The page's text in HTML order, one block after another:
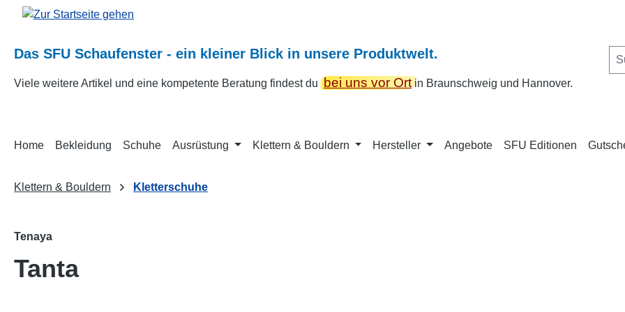
Hauptinhalt springen
Zur Suche springen
Zur Hauptnavigation springen
Das SFU Schaufenster - ein kleiner Blick in unsere Produktwelt.
Viele weitere Artikel und eine kompetente Beratung findest dubei uns vor Ortin Braunschweig und Hannover.
Home Bekleidung Schuhe Ausrüstung Klettern & Bouldern Hersteller Angebote SFU Editionen
Klettern & Bouldern Kletterschuhe
Tenaya
Tanta